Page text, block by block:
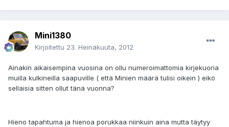
Mini1380
Kirjoitettu 23. Heinäkuuta, 2012
Ainakin aikaisempina vuosina on ollu numeroimattomia kirjekuoria
muilla kulkineilla saapuville ( että Minien määrä tulisi oikein ) eikö
sellaisia sitten ollut tänä vuonna?
Hieno tapahtuma ja hienoa porukkaa niinkuin aina mutta täytyy